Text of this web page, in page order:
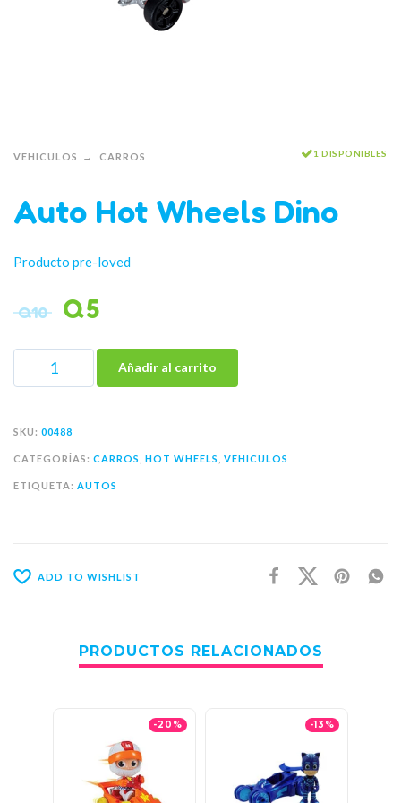
VEHICULOS CARROS 1 DISPONIBLES
Auto Hot Wheels Dino
Producto pre-loved
Q10 Q5
Añadir al carrito
SKU: 00488
CATEGORÍAS: CARROS HOT WHEELS VEHICULOS
ETIQUETA: AUTOS
ADD TO WISHLIST
PRODUCTOS RELACIONADOS
-20% -13%